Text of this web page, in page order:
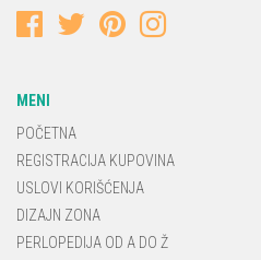
MENI
POČETNA
REGISTRACIJA KUPOVINA
USLOVI KORIŠĆENJA
DIZAJN ZONA
PERLOPEDIJA OD A DO Ž